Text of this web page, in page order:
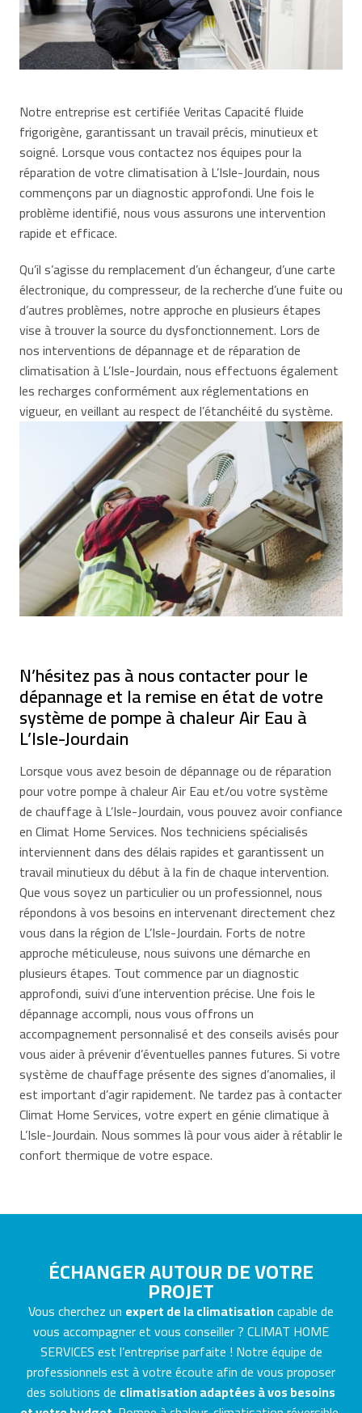
Notre entreprise est certifiée Veritas Capacité fluide
frigorigène, garantissant un travail précis, minutieux et
soigné. Lorsque vous contactez nos équipes pour la
réparation de votre climatisation à L’Isle-Jourdain, nous
commençons par un diagnostic approfondi. Une fois le
problème identifié, nous vous assurons une intervention
rapide et efficace.
Qu’il s’agisse du remplacement d’un échangeur, d’une carte
électronique, du compresseur, de la recherche d’une fuite ou
d’autres problèmes, notre approche en plusieurs étapes
vise à trouver la source du dysfonctionnement. Lors de
nos interventions de dépannage et de réparation de
climatisation à L’Isle-Jourdain, nous effectuons également
les recharges conformément aux réglementations en
vigueur, en veillant au respect de l’étanchéité du système.
N’hésitez pas à nous contacter pour le
dépannage et la remise en état de votre
système de pompe à chaleur Air Eau à
L’Isle-Jourdain
Lorsque vous avez besoin de dépannage ou de réparation
pour votre pompe à chaleur Air Eau et/ou votre système
de chauffage à L’Isle-Jourdain, vous pouvez avoir confiance
en Climat Home Services. Nos techniciens spécialisés
interviennent dans des délais rapides et garantissent un
travail minutieux du début à la fin de chaque intervention.
Que vous soyez un particulier ou un professionnel, nous
répondons à vos besoins en intervenant directement chez
vous dans la région de L’Isle-Jourdain. Forts de notre
approche méticuleuse, nous suivons une démarche en
plusieurs étapes. Tout commence par un diagnostic
approfondi, suivi d’une intervention précise. Une fois le
dépannage accompli, nous vous offrons un
accompagnement personnalisé et des conseils avisés pour
vous aider à prévenir d’éventuelles pannes futures. Si votre
système de chauffage présente des signes d’anomalies, il
est important d’agir rapidement. Ne tardez pas à contacter
Climat Home Services, votre expert en génie climatique à
L’Isle-Jourdain. Nous sommes là pour vous aider à rétablir le
confort thermique de votre espace.
ÉCHANGER AUTOUR DE VOTRE
PROJET
Vous cherchez un expert de la climatisationcapable de
vous accompagner et vous conseiller ? CLIMAT HOME
SERVICES est l’entreprise parfaite ! Notre équipe de
professionnels est à votre écoute afin de vous proposer
des solutions de climatisation adaptées à vos besoins